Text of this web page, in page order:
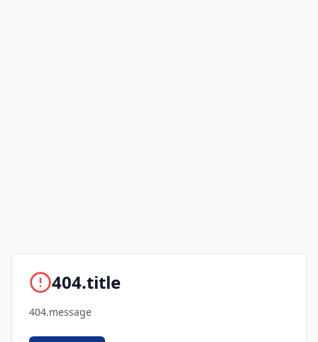
404.title
404.message